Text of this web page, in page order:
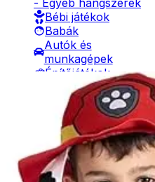
- Egyéb hangszerek
Bébi játékok
Babák
Autók és
munkagépek
Építőjátékok
Szerepjátékok
Kreatív játékok
- Kreatív játékok
- Rajzolók
- Nyomdák
- Gyurmák
Társasjátékok